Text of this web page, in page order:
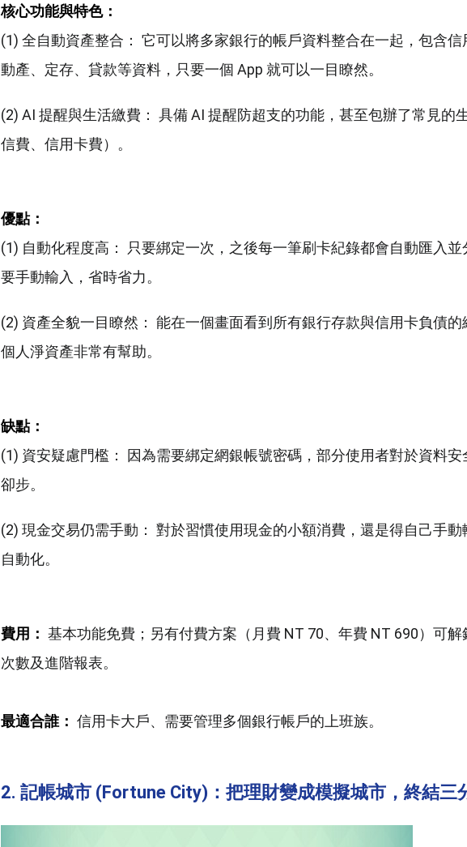
核心功能與特色：
(1) 全自動資產整合： 它可以將多家銀行的帳戶資料整合在一起，包含
動產、定存、貸款等資料，只要一個 App 就可以一目瞭然。
(2) AI 提醒與生活繳費： 具備 AI 提醒防超支的功能，甚至包辦了常見的
信費、信用卡費）。
優點：
(1) 自動化程度高： 只要綁定一次，之後每一筆刷卡紀錄都會自動匯入
要手動輸入，省時省力。
(2) 資產全貌一目瞭然： 能在一個畫面看到所有銀行存款與信用卡負債
個人淨資產非常有幫助。
缺點：
(1) 資安疑慮門檻： 因為需要綁定網銀帳號密碼，部分使用者對於資料
卻步。
(2) 現金交易仍需手動： 對於習慣使用現金的小額消費，還是得自己手
自動化。
費用： 基本功能免費；另有付費方案（月費 NT 70、年費 NT 690）可
次數及進階報表。
最適合誰： 信用卡大戶、需要管理多個銀行帳戶的上班族。
2. 記帳城市 (Fortune City)：把理財變成模擬城市，終結三